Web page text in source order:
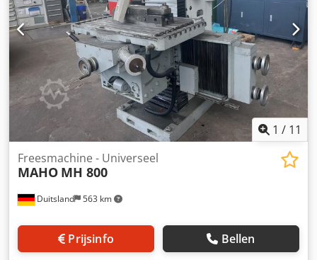
1 / 11
Duitsland 563 km
Freesmachine - Universeel
MAHO MH 800
Prijsinfo Bellen